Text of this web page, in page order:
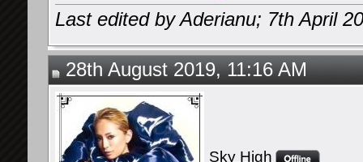
Last edited by Aderianu; 7th April
28th August 2019, 11:16 AM
Sky High